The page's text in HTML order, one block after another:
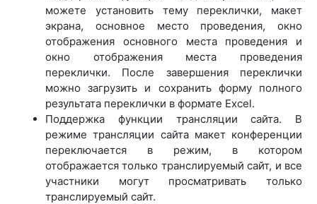
можете установить тему переклички, макет
экрана, основное место проведения, окно
отображения основного места проведения и
окно отображения места проведения
переклички. После завершения переклички
можно загрузить и сохранить форму полного
результата переклички в формате Excel.
Поддержка функции трансляции сайта. В
режиме трансляции сайта макет конференции
переключается в режим, в котором
отображается только транслируемый сайт, и все
участники могут просматривать только
транслируемый сайт.